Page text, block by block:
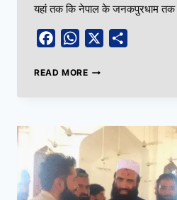
यहां तक कि नेपाल के जनकपुरधाम
FacebookWhatsApp
READ MORE